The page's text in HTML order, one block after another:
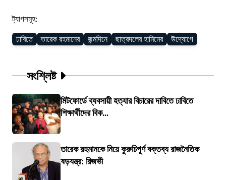
ট্যাগসমূহ:
ঢাবিতে তারেক রহমানের জন্মদিনে ছাত্রদলের হামিমের উদ্যোগে
সংশ্লিষ্ট
মিটফোর্ডে ব্যবসায়ী হত্যার বিচারের দাবিতে ঢাবিতে
শিক্ষার্থীদের বিক...
তারেক রহমানকে নিয়ে কুরুচিপূর্ণ বক্তব্য রাজনৈতিক
ষড়যন্ত্র: রিজভী